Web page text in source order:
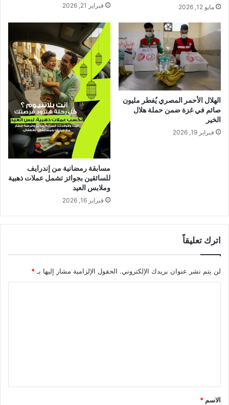
مايو 12, 2026 فبراير 21, 2026
الهلال الأحمر المصري يُفطر مليون
صائم في غزة ضمن حملة هلال
الخير
فبراير 19, 2026
مسابقة رمضانية من إندرايف
للسائقين بجوائز تشمل عملات ذهبية
وملابس العيد
فبراير 16, 2026
اترك تعليقاً
لن يتم نشر عنوان بريدك الإلكتروني. الحقول الإلزامية مشار إليها بـ *
*
الاسم *